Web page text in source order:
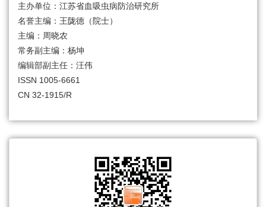
主办单位：江苏省血吸虫病防治研究所
名誉主编：王陇德（院士）
主编：周晓农
常务副主编：杨坤
编辑部副主任：汪伟
ISSN 1005-6661
CN 32-1915/R